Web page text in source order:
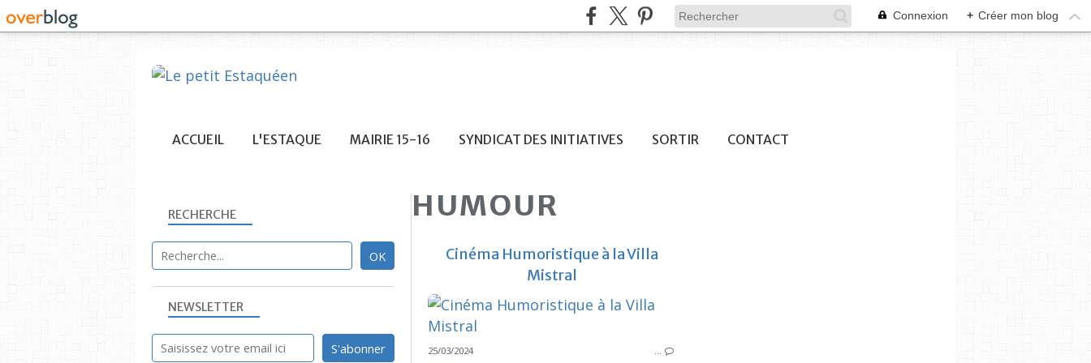
Connexion + Créer mon blog
ACCUEIL L'ESTAQUE MAIRIE 15-16 SYNDICAT DES INITIATIVES SORTIR CONTACT
HUMOUR
Cinéma Humoristique à la Villa
Mistral
25/03/2024 …
NEWSLETTER
RECHERCHE